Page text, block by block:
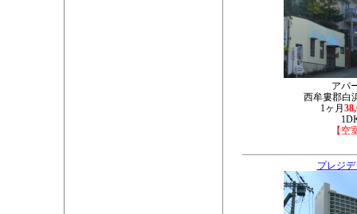
アパ
西牟婁郡白
1ヶ月
【空
プレジ